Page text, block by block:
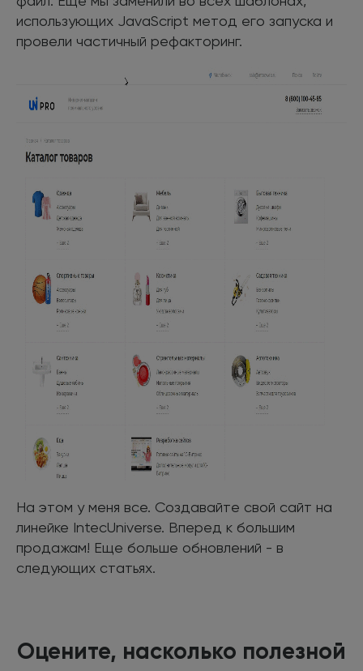
использующих JavaScript метод его запуска и
провели частичный рефакторинг.
На этом у меня все. Создавайте свой сайт на
линейке IntecUniverse. Вперед к большим
продажам! Еще больше обновлений - в
следующих статьях.
Оцените, насколько полезной